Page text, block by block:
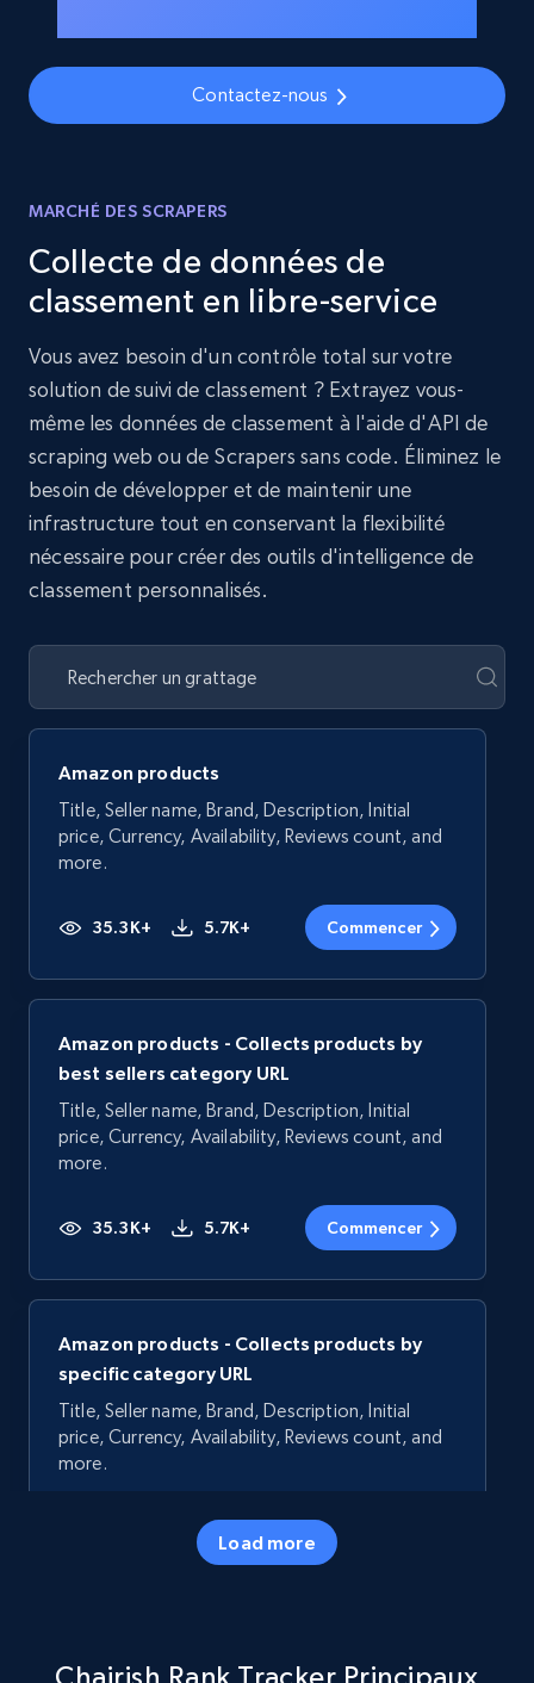
Contactez-nous
MARCHÉ DES SCRAPERS
Collecte de données de
classement en libre-service
Vous avez besoin d'un contrôle total sur votre
solution de suivi de classement ? Extrayez vous-
même les données de classement à l'aide d'API de
scraping web ou de Scrapers sans code. Éliminez le
besoin de développer et de maintenir une
infrastructure tout en conservant la flexibilité
nécessaire pour créer des outils d'intelligence de
classement personnalisés.
Amazon products
Title, Seller name, Brand, Description, Initial
price, Currency, Availability, Reviews count, and
more.
35.3K+ 5.7K+ Commencer
Amazon products - Collects products by
best sellers category URL
Title, Seller name, Brand, Description, Initial
price, Currency, Availability, Reviews count, and
more.
35.3K+ 5.7K+ Commencer
Amazon products - Collects products by
specific category URL
Title, Seller name, Brand, Description, Initial
price, Currency, Availability, Reviews count, and
more.
5.7K+ Commencer
specific keywords
Load more
Chairish Rank Tracker Principaux